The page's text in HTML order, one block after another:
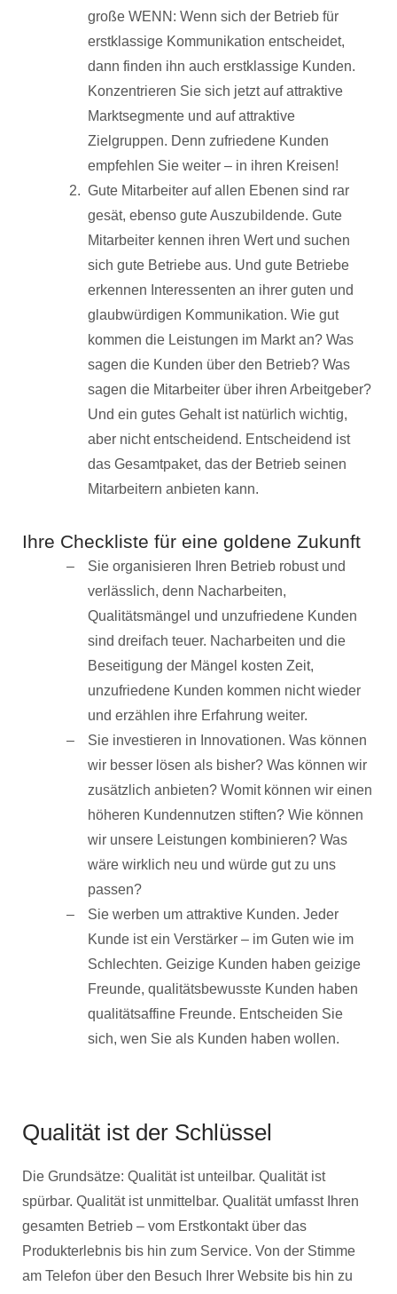
große WENN: Wenn sich der Betrieb für
erstklassige Kommunikation entscheidet,
dann finden ihn auch erstklassige Kunden.
Konzentrieren Sie sich jetzt auf attraktive
Marktsegmente und auf attraktive
Zielgruppen. Denn zufriedene Kunden
empfehlen Sie weiter – in ihren Kreisen!
Gute Mitarbeiter auf allen Ebenen sind rar
gesät, ebenso gute Auszubildende. Gute
Mitarbeiter kennen ihren Wert und suchen
sich gute Betriebe aus. Und gute Betriebe
erkennen Interessenten an ihrer guten und
glaubwürdigen Kommunikation. Wie gut
kommen die Leistungen im Markt an? Was
sagen die Kunden über den Betrieb? Was
sagen die Mitarbeiter über ihren Arbeitgeber?
Und ein gutes Gehalt ist natürlich wichtig,
aber nicht entscheidend. Entscheidend ist
das Gesamtpaket, das der Betrieb seinen
Mitarbeitern anbieten kann.
Ihre Checkliste für eine goldene Zukunft
Sie organisieren Ihren Betrieb robust und
verlässlich, denn Nacharbeiten,
Qualitätsmängel und unzufriedene Kunden
sind dreifach teuer. Nacharbeiten und die
Beseitigung der Mängel kosten Zeit,
unzufriedene Kunden kommen nicht wieder
und erzählen ihre Erfahrung weiter.
Sie investieren in Innovationen. Was können
wir besser lösen als bisher? Was können wir
zusätzlich anbieten? Womit können wir einen
höheren Kundennutzen stiften? Wie können
wir unsere Leistungen kombinieren? Was
wäre wirklich neu und würde gut zu uns
passen?
Sie werben um attraktive Kunden. Jeder
Kunde ist ein Verstärker – im Guten wie im
Schlechten. Geizige Kunden haben geizige
Freunde, qualitätsbewusste Kunden haben
qualitätsaffine Freunde. Entscheiden Sie
sich, wen Sie als Kunden haben wollen.
Qualität ist der Schlüssel
Die Grundsätze: Qualität ist unteilbar. Qualität ist
spürbar. Qualität ist unmittelbar. Qualität umfasst Ihren
gesamten Betrieb – vom Erstkontakt über das
Produkterlebnis bis hin zum Service. Von der Stimme
am Telefon über den Besuch Ihrer Website bis hin zu